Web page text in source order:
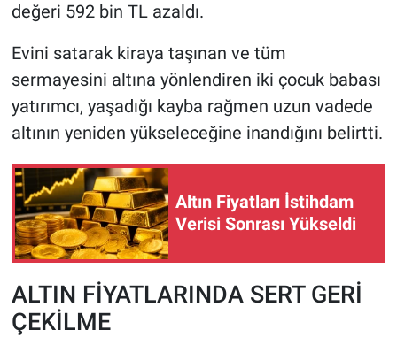
değeri 592 bin TL azaldı.
Evini satarak kiraya taşınan ve tüm
sermayesini altına yönlendiren iki çocuk babası
yatırımcı, yaşadığı kayba rağmen uzun vadede
altının yeniden yükseleceğine inandığını belirtti.
Altın Fiyatları İstihdam
Verisi Sonrası Yükseldi
ALTIN FİYATLARINDA SERT GERİ
ÇEKİLME
Bilim, Teknoloji